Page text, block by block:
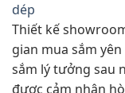
dép
Thiết kế
gian mua sắm
sắm lý tưởng sau
được cảm nhận